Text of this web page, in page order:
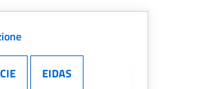
CIE EIDAS